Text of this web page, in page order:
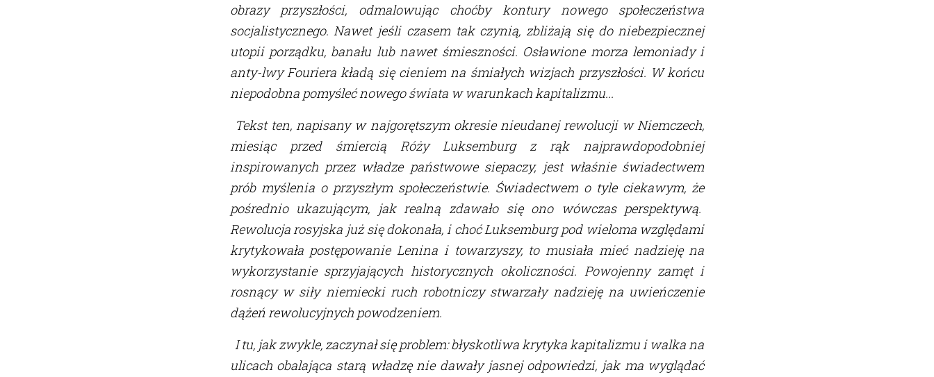
obrazy przyszłości, odmalowując choćby kontury nowego społeczeństwa
socjalistycznego. Nawet jeśli czasem tak czynią, zbliżają się do niebezpiecznej
utopii porządku, banału lub nawet śmieszności. Osławione morza lemoniady i
anty-lwy Fouriera kładą się cieniem na śmiałych wizjach przyszłości. W końcu
niepodobna pomyśleć nowego świata w warunkach kapitalizmu...
Tekst ten, napisany w najgorętszym okresie nieudanej rewolucji w Niemczech,
miesiąc przed śmiercią Róży Luksemburg z rąk najprawdopodobniej
inspirowanych przez władze państwowe siepaczy, jest właśnie świadectwem
prób myślenia o przyszłym społeczeństwie. Świadectwem o tyle ciekawym, że
pośrednio ukazującym, jak realną zdawało się ono wówczas perspektywą.
Rewolucja rosyjska już się dokonała, i choć Luksemburg pod wieloma względami
krytykowała postępowanie Lenina i towarzyszy, to musiała mieć nadzieję na
wykorzystanie sprzyjających historycznych okoliczności. Powojenny zamęt i
rosnący w siły niemiecki ruch robotniczy stwarzały nadzieję na uwieńczenie
dążeń rewolucyjnych powodzeniem.
I tu, jak zwykle, zaczynał się problem: błyskotliwa krytyka kapitalizmu i walka na
ulicach obalająca starą władzę nie dawały jasnej odpowiedzi, jak ma wyglądać